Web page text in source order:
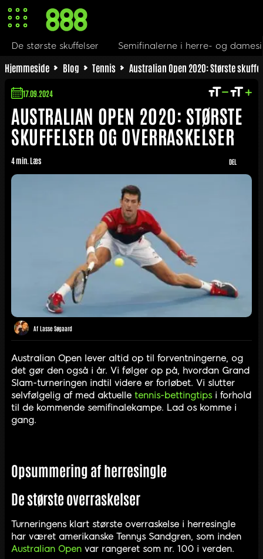
Hjemmeside Blog Tennis Australian Open 2020: Største
AUSTRALIAN OPEN 2020: STØRSTE
SKUFFELSER OG OVERRASKELSER
17.09.2024
4 min. Læs
Af Lasse Søgaard
DEL
Australian Open lever altid op til forventningerne, og
det gør den også i år. Vi følger op på, hvordan Grand
Slam-turneringen indtil videre er forløbet. Vi slutter
selvfølgelig af med aktuelle tennis-bettingtipsi forhold
til de kommende semifinalekampe. Lad os komme i
gang.
Opsummering af herresingle
De største overraskelser
Turneringens klart største overraskelse i herresingle
har været amerikanske Tennys Sandgren, som inden
Australian Open var rangeret som nr. 100 i verden.
De største skuffelser Semifinalerne i herre-